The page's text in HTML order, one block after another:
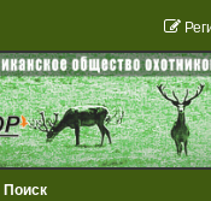
Рег
Поиск